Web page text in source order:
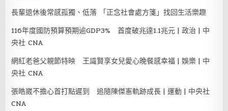
長輩退休後常感孤獨、低落 「正念社會處方箋」找回生活樂趣
116年度國防預算預期逾GDP3% 首度破兆達1.1兆元 | 政治 | 中
央社 CNA
網紅老爸父親節特映 王識賢享女兒愛心晚餐感幸福 | 娛樂 | 中
央社 CNA
張皓崴不擔心首打點遲到 追隨陳傑憲軌跡成長 | 運動 | 中央社
CNA